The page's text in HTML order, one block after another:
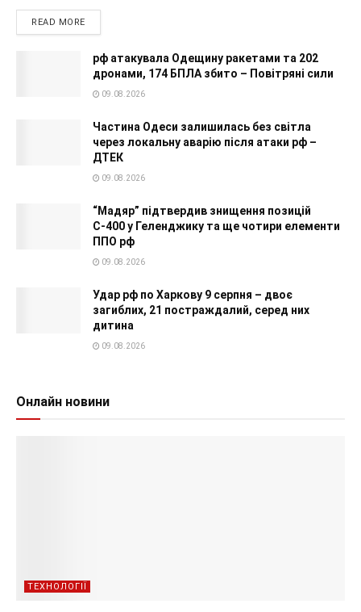
READ MORE
рф атакувала Одещину ракетами та 202
дронами, 174 БПЛА збито – Повітряні сили
09.08.2026
Частина Одеси залишилась без світла
через локальну аварію після атаки рф –
ДТЕК
09.08.2026
“Мадяр” підтвердив знищення позицій
С-400 у Геленджику та ще чотири елементи
ППО рф
09.08.2026
Удар рф по Харкову 9 серпня – двоє
загиблих, 21 постраждалий, серед них
дитина
09.08.2026
Онлайн новини
ТЕХНОЛОГІЇ